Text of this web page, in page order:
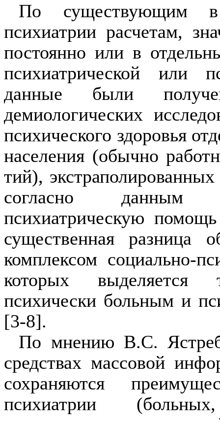
По существующим в
психиатрии расчетам,
постоянно или в
психиат­рической или
данные были
демиологических
психического здоровья
населения (обычно
тий),
согласно данным
психиатрическую
существенная раз­ница
комплексом социально-
которых выделяется
психически больным и
[3-8].
По мнению В.С.
средствах массовой
сохраняются
психиат­рии